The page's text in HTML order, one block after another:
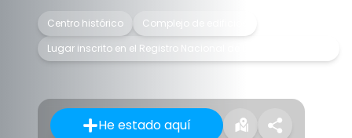
Centro histórico
Complejo de edificios
Lugar inscrito en el Registro Nacional de Lugares Históricos
He estado aquí